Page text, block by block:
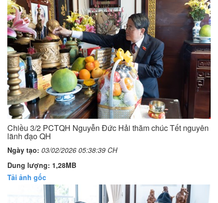
Chiều 3/2 PCTQH Nguyễn Đức Hải thăm chúc Tết nguyên
lãnh đạo QH
Ngày tạo: 03/02/2026 05:38:39 CH
Dung lượng: 1,28MB
Tải ảnh gốc